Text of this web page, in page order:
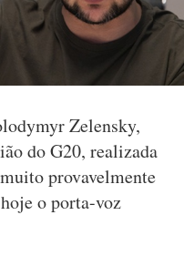
Zelensky,
do G20, realizada
provavelmente
o porta-voz